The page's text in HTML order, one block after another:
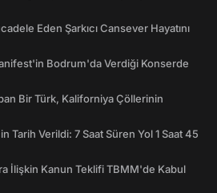
Eden Şarkıcı Cansever Hayatını
Bodrum'da Verdiği Konserde
Bir Türk, Kaliforniya Çöllerinin
Tarih Verildi: 7 Saat Süren Yol 1 Saat 45
İlişkin Kanun Teklifi TBMM'de Kabul